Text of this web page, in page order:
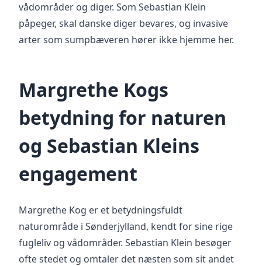
vådområder og diger. Som Sebastian Klein
påpeger, skal danske diger bevares, og invasive
arter som sumpbæveren hører ikke hjemme her.
Margrethe Kogs
betydning for naturen
og Sebastian Kleins
engagement
Margrethe Kog er et betydningsfuldt
naturområde i Sønderjylland, kendt for sine rige
fugleliv og vådområder. Sebastian Klein besøger
ofte stedet og omtaler det næsten som sit andet